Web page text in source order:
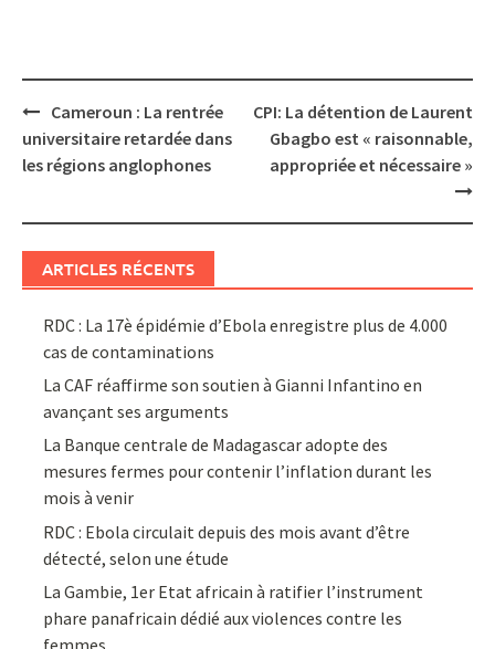
Post
navigation
Cameroun : La rentrée
universitaire retardée dans
les régions anglophones
CPI: La détention de Laurent
Gbagbo est « raisonnable,
appropriée et nécessaire »
ARTICLES RÉCENTS
RDC : La 17è épidémie d’Ebola enregistre plus de 4.000
cas de contaminations
La CAF réaffirme son soutien à Gianni Infantino en
avançant ses arguments
La Banque centrale de Madagascar adopte des
mesures fermes pour contenir l’inflation durant les
mois à venir
RDC : Ebola circulait depuis des mois avant d’être
détecté, selon une étude
La Gambie, 1er Etat africain à ratifier l’instrument
phare panafricain dédié aux violences contre les